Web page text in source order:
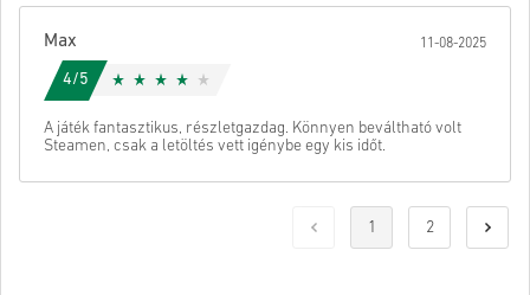
Max 11-08-2025
4/5
A játék fantasztikus, részletgazdag. Könnyen beváltható volt
Steamen, csak a letöltés vett igénybe egy kis időt.
1 2